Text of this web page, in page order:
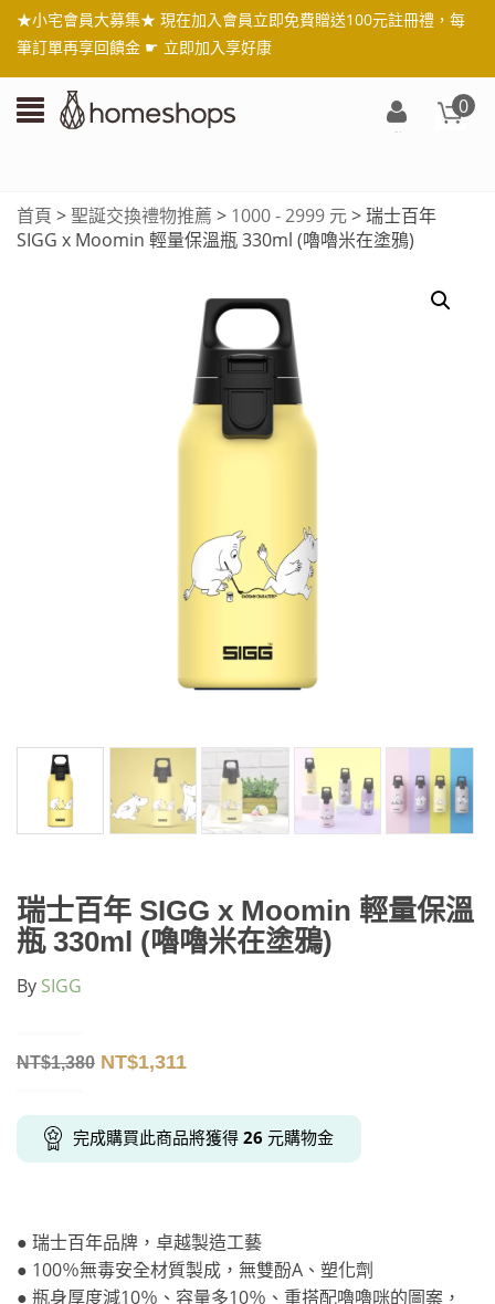
★小宅會員大募集★ 現在加入會員立即免費贈送100元註冊禮，每
筆訂單再享回饋金 ☛ 立即加入享好康
0
冊
首頁 >聖誕交換禮物推薦 > 1000 - 2999 元> 瑞士百年
SIGG x Moomin 輕量保溫瓶 330ml (嚕嚕米在塗鴉)
瑞士百年 SIGG x Moomin 輕量保溫
瓶 330ml (嚕嚕米在塗鴉)
By SIGG
NT$1,380 NT$1,311
完成購買此商品將獲得 26 元購物金
● 瑞士百年品牌，卓越製造工藝
● 100％無毒安全材質製成，無雙酚A、塑化劑
● 瓶身厚度減10％、容量多10％、重搭配嚕嚕咪的圖案，